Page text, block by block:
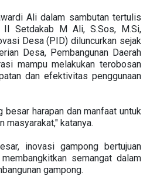
Ali dalam sambutan tertulis
II Setdakab M Ali, S.Sos, M.Si,
Desa (PID) diluncurkan sejak
Desa, Pembangunan Daerah
mampu melakukan terobosan
dan efektivitas penggunaan
besar harapan dan manfaat untuk
masyarakat," katanya.
inovasi gampong bertujuan
semangat dalam
gampong.